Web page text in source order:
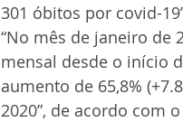
301 óbitos por covid-
“No mês de janeiro de
mensal desde o início
aumento de 65,8%
2020”, de acordo com o